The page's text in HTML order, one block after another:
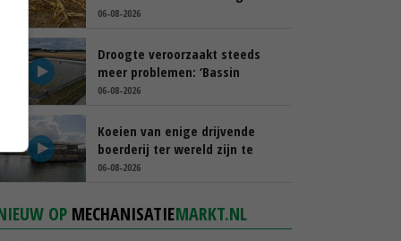
schappen
06-08-2026
Droogte veroorzaakt steeds
meer problemen: ‘Bassin
afgelopen week al leeg’
06-08-2026
Koeien van enige drijvende
boerderij ter wereld zijn te
koop
06-08-2026
OP MECHANISATIEMARKT.NL